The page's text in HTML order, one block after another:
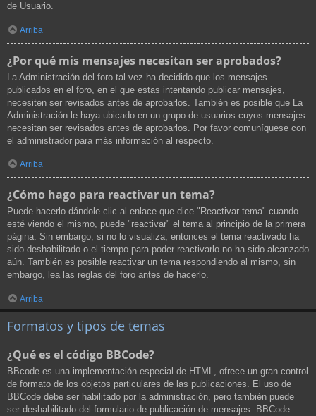
de Usuario.
Arriba
¿Por qué mis mensajes necesitan ser aprobados?
La Administración del foro tal vez ha decidido que los mensajes
publicados en el foro, en el que estas intentando publicar mensajes,
necesiten ser revisados antes de aprobarlos. También es posible que La
Administración le haya ubicado en un grupo de usuarios cuyos mensajes
necesitan ser revisados antes de aprobarlos. Por favor comuníquese con
el administrador para más información al respecto.
Arriba
¿Cómo hago para reactivar un tema?
Puede hacerlo dándole clic al enlace que dice "Reactivar tema" cuando
esté viendo el mismo, puede "reactivar" el tema al principio de la primera
página. Sin embargo, si no lo visualiza, entonces el tema reactivado ha
sido deshabilitado o el tiempo para poder reactivarlo no ha sido alcanzado
aún. También es posible reactivar un tema respondiendo al mismo, sin
embargo, lea las reglas del foro antes de hacerlo.
Arriba
Formatos y tipos de temas
¿Qué es el código BBCode?
BBcode es una implementación especial de HTML, ofrece un gran control
de formato de los objetos particulares de las publicaciones. El uso de
BBCode debe ser habilitado por la administración, pero también puede
ser deshabilitado del formulario de publicación de mensajes. BBCode